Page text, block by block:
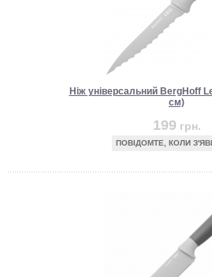
Ніж універсальний BergHoff
см)
199 грн.
ПОВІДОМТЕ, КОЛИ